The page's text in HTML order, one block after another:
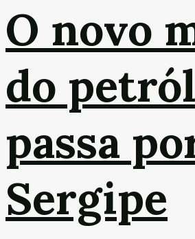
O novo
do
passa
Sergipe